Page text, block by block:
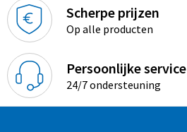
Sinterklaas
Sleutelhangers en Lanyards
Snoepgoed
Spellen voor binnen en buiten
Overhemden
Strandtassen
Toilettassen
Waterbestendige tassen
Accessoires voor tassen
Scherpe prijzen
Op alle producten
Persoonlijke service
24/7 ondersteuning